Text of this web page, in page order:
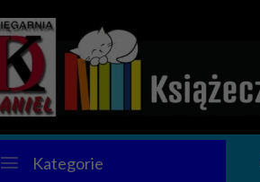
Kategorie